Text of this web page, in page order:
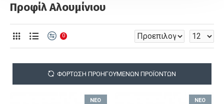
Προφίλ Αλουμίνιου
0
ΦΌΡΤΩΣΗ ΠΡΟΗΓΟΎΜΕΝΩΝ ΠΡΟΪΌΝΤΩΝ
ΝΈΟ ΝΈΟ